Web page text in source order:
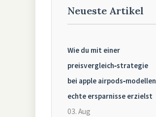
Neueste Artikel
Wie du mit einer
preisvergleich‑strategie
bei apple airpods‑modellen
echte ersparnisse erzielst
03. Aug